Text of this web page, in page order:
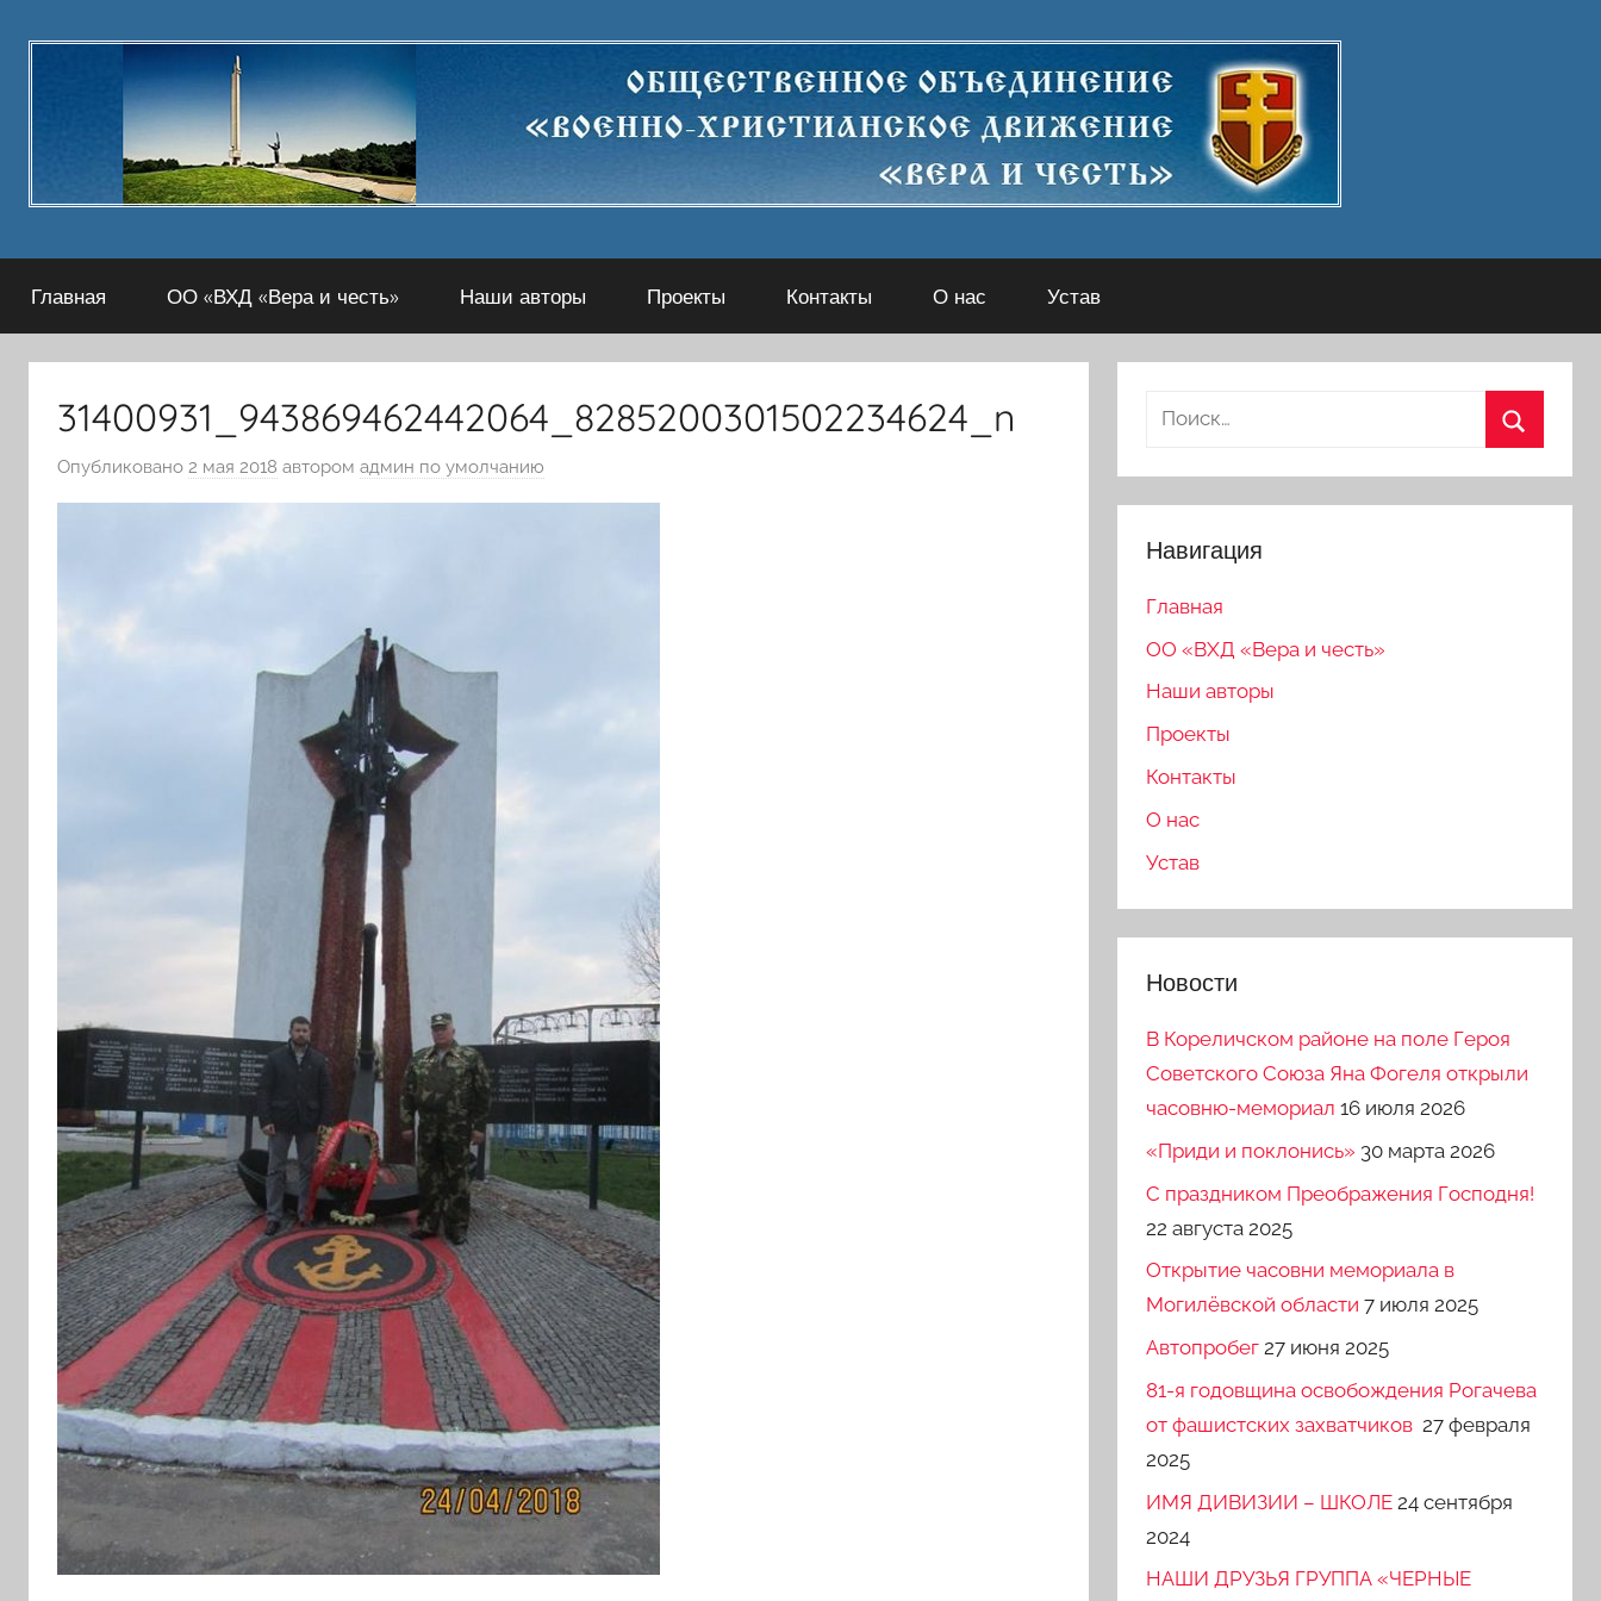
содержимому
Главная ОО «ВХД «Вера и честь» Наши авторы Проекты Контакты О нас Устав
31400931_943869462442064_8285200301502234624_n
Опубликовано 2 мая 2018 автором админ по умолчанию
Найти:
Навигация
Главная
ОО «ВХД «Вера и честь»
Наши авторы
Проекты
Контакты
О нас
Устав
Новости
В Кореличском районе на поле Героя
Советского Союза Яна Фогеля открыли
часовню-мемориал 16 июля 2026
«Приди и поклонись» 30 марта 2026
C праздником Преображения Господня!
22 августа 2025
Открытие часовни мемориала в
Могилёвской области 7 июля 2025
Автопробег 27 июня 2025
81-я годовщина освобождения Рогачева
от фашистских захватчиков 27 февраля
2025
ИМЯ ДИВИЗИИ – ШКОЛЕ 24 сентября
2024
НАШИ ДРУЗЬЯ ГРУППА «ЧЕРНЫЕ